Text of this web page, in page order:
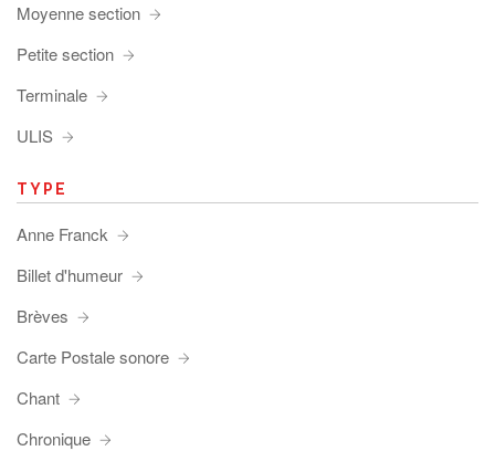
Moyenne section
Petite section
Terminale
ULIS
TYPE
Anne Franck
Billet d'humeur
Brèves
Carte Postale sonore
Chant
Chronique